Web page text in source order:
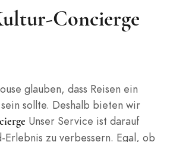
Concierge
glauben, dass Reisen ein
sollte. Deshalb bieten wir
Unser Service ist darauf
Erlebnis zu verbessern. Egal, ob